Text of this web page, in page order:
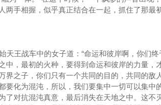
两手相握，似乎真正结合在一起，抓住了那最
王战车中的女子道：“命运和彼岸啊，你们
中，最初的火种，要得到命运和彼岸的力量，
界之子，你们只有一个共同的目的，共同的敌
要化为混沌，所以，我们要集中一切可以集中
了对抗混沌真意，最后消失在天地之中。这不